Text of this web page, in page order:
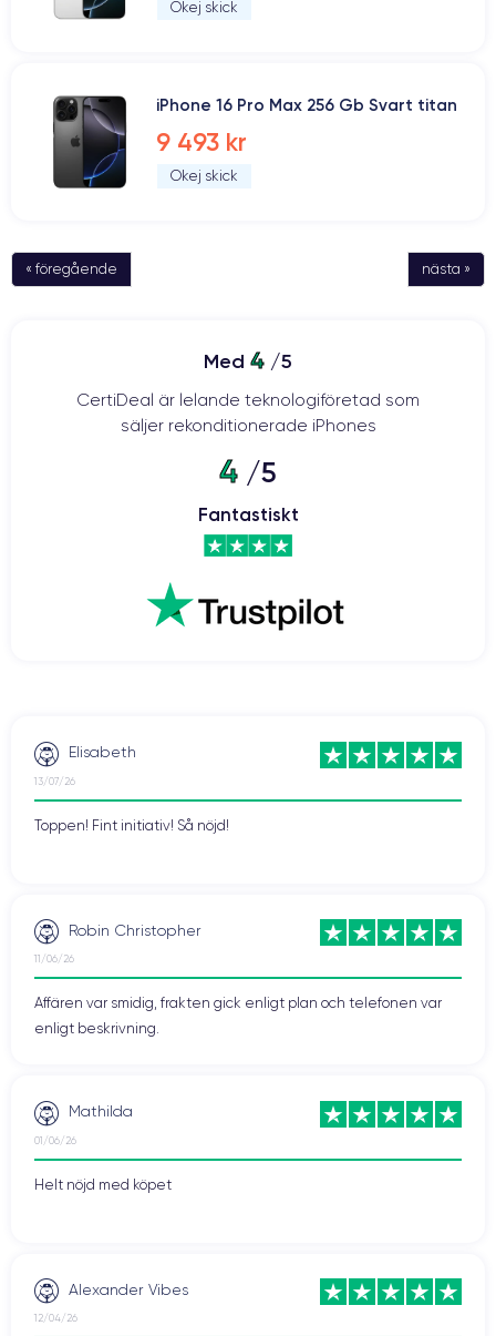
Okej skick
iPhone 16 Pro Max 256 Gb Svart titan
9 493 kr
Okej skick
« föregående nästa »
Med 4 /5
CertiDeal är lelande teknologiföretad som
säljer rekonditionerade iPhones
4 /5
Fantastiskt
Elisabeth
13/07/26
Toppen! Fint initiativ! Så nöjd!
Robin Christopher
11/06/26
Affären var smidig, frakten gick enligt plan och telefonen var
enligt beskrivning.
Mathilda
01/06/26
Helt nöjd med köpet
Alexander Vibes
12/04/26